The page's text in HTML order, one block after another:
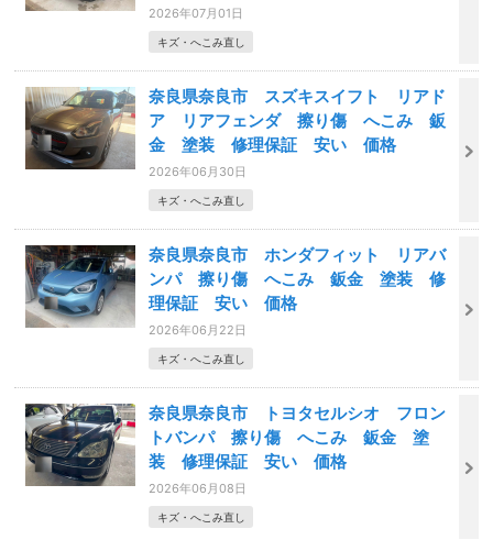
2026年07月01日
キズ・へこみ直し
奈良県奈良市 スズキスイフト リアド
ア リアフェンダ 擦り傷 へこみ 鈑
金 塗装 修理保証 安い 価格
2026年06月30日
キズ・へこみ直し
奈良県奈良市 ホンダフィット リアバ
ンパ 擦り傷 へこみ 鈑金 塗装 修
理保証 安い 価格
2026年06月22日
キズ・へこみ直し
奈良県奈良市 トヨタセルシオ フロン
トバンパ 擦り傷 へこみ 鈑金 塗
装 修理保証 安い 価格
2026年06月08日
キズ・へこみ直し